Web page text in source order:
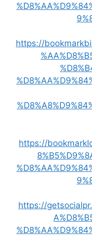
https://
https://
https://